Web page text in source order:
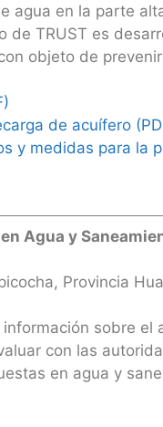
agua en la parte
de TRUST es
objeto de
de acuífero
y medidas para la
Agua y
Provincia
sobre el
con las
en agua y